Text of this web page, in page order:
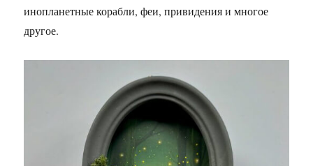
инопланетные корабли, феи, привидения и многое
другое.